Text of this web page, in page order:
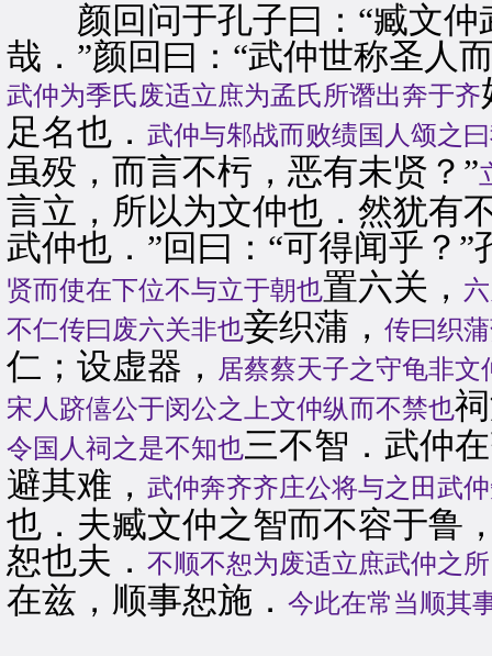
颜回问于孔子曰：“臧文仲
哉．”颜回曰：“武仲世称圣人
武仲为季氏废适立庶为孟氏所谮出奔于齐
足名也． 武仲与邾战而败绩国人颂之
虽殁，而言不杇，恶有未贤？”
言立，所以为文仲也．然犹有
武仲也．”回曰：“可得闻乎？”
贤而使在下位不与立于朝也置六关，
不仁传曰废六关非也妾织蒲， 传曰织
仁；设虚器，
居蔡蔡天子之守龟非
宋人跻僖公于闵公之上文仲纵而不禁也
令国人祠之是不知也三不智．武仲
避其难， 武仲奔齐齐庄公将与之田武
也．夫臧文仲之智而不容于鲁
恕也夫． 不顺不恕为废适立庶武仲之
在兹，顺事恕施． 今此在常当顺其